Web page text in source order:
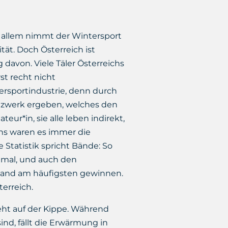
allem nimmt der Wintersport
Doch Österreich ist
Viele Täler Österreichs
recht nicht
denn durch
ergeben, welches den
sie alle leben indirekt,
waren es immer die
Statistik spricht Bände: So
und auch den
am häufigsten gewinnen.
auf der Kippe. Während
fällt die Erwärmung in